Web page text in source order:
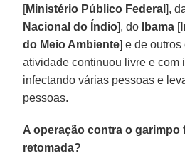
[Ministério Público Federal],
Nacional do Índio], do Ibama [
do Meio Ambiente] e de
atividade continuou livre e com
infectando várias pessoas e
pessoas.
A operação contra o garimpo
retomada?